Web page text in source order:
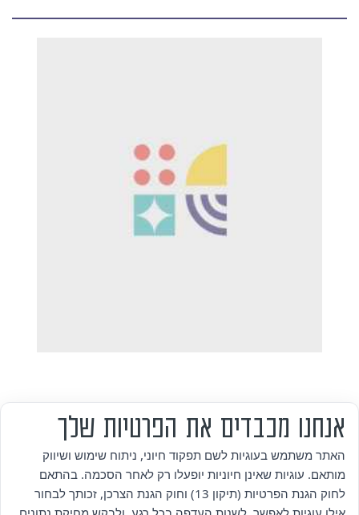
אזור אישי
אנחנו מכבדים את הפרטיות שלך
האתר משתמש בעוגיות לשם תפקוד חיוני, ניתוח שימוש ושיווק
מותאם. עוגיות שאינן חיוניות יופעלו רק לאחר הסכמה. בהתאם
לחוק הגנת הפרטיות (תיקון 13) וחוק הגנת הצרכן, זכותך לבחור